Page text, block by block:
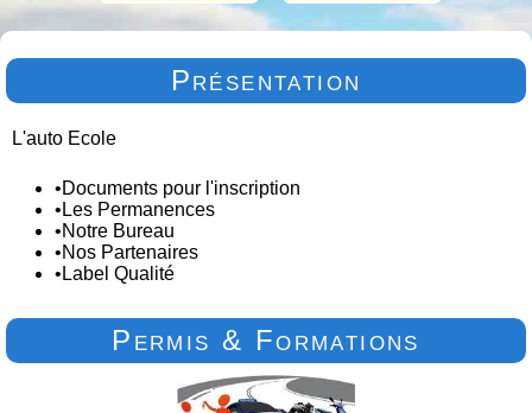
Présentation
L'auto Ecole
•Documents pour l'inscription
• Les Permanences
•Notre Bureau
•Nos Partenaires
• Label Qualité
Permis & Formations